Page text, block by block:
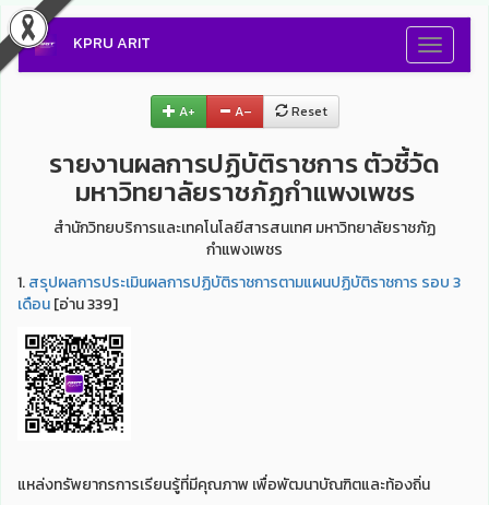
Toggle
KPRU ARIT
A+ A– Reset
รายงานผลการปฏิบัติราชการ ตัวชี้วัด
มหาวิทยาลัยราชภัฏกำแพงเพชร
สำนักวิทยบริการและเทคโนโลยีสารสนเทศ มหาวิทยาลัยราชภัฏ
กำแพงเพชร
1.สรุปผลการประเมินผลการปฏิบัติราชการตามแผนปฏิบัติราชการ รอบ 3
เดือน[อ่าน 339]
แหล่งทรัพยากรการเรียนรู้ที่มีคุณภาพ เพื่อพัฒนาบัณฑิตและท้องถิ่น